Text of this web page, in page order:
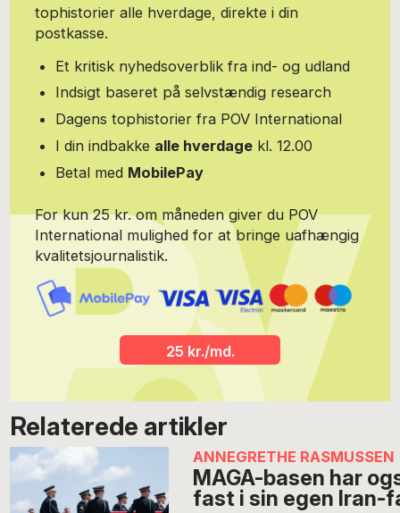
tophistorier alle hverdage, direkte i din
postkasse.
Et kritisk nyhedsoverblik fra ind- og udland
Indsigt baseret på selvstændig research
Dagens tophistorier fra POV International
I din indbakke alle hverdage kl. 12.00
Betal med MobilePay
For kun 25 kr. om måneden giver du POV
International mulighed for at bringe uafhængig
kvalitetsjournalistik.
25 kr./md.
Relaterede artikler
ANNEGRETHE RASMUSSEN
MAGA-basen har
fast i sin egen Iran-